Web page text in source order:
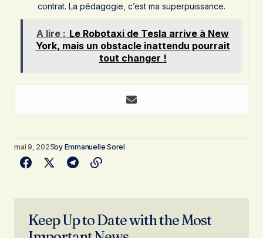
contrat. La pédagogie, c’est ma superpuissance.
A lire : Le Robotaxi de Tesla arrive à New
York, mais un obstacle inattendu pourrait
tout changer !
mai 9, 2025by Emmanuelle Sorel
Keep Up to Date with the Most